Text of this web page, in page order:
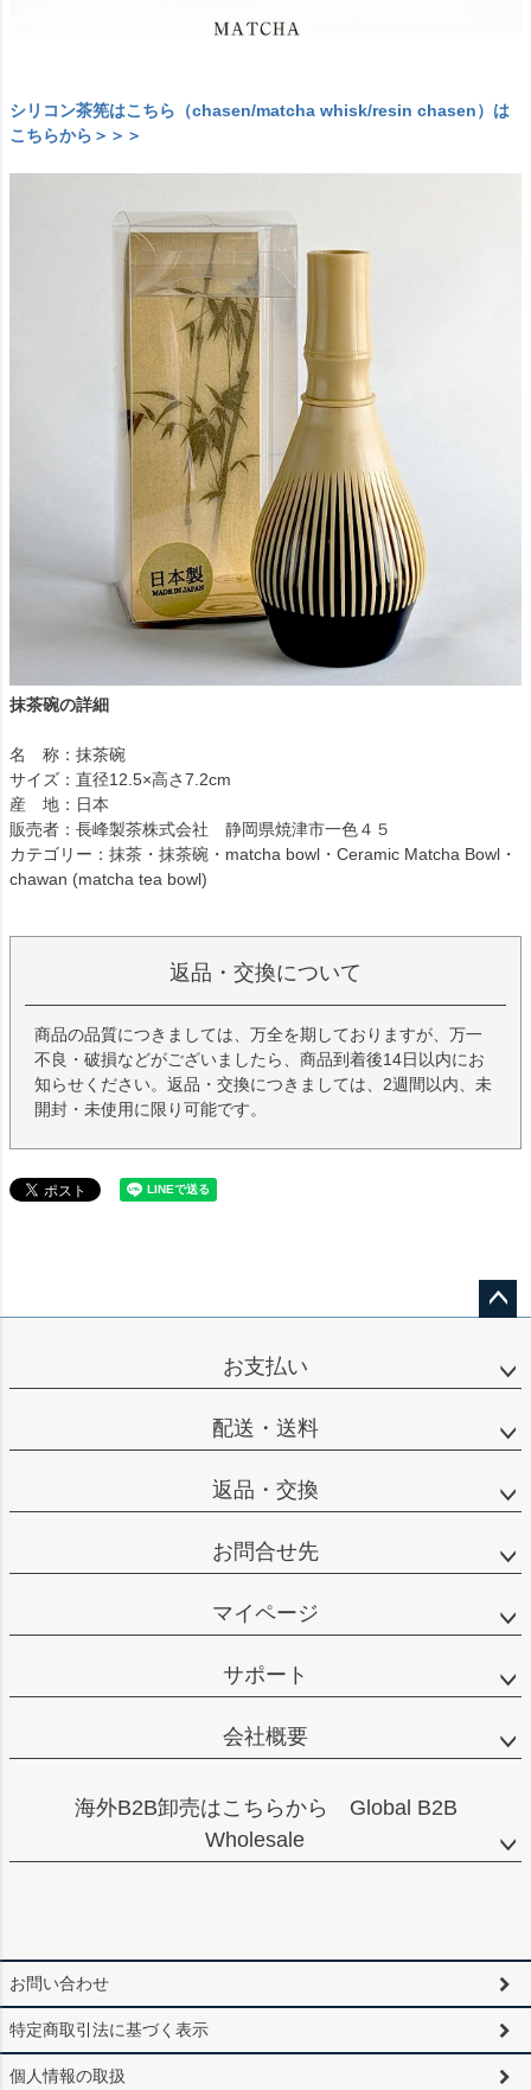
シリコン茶筅はこちら（chasen/matcha whisk/resin chasen）は
こちらから＞＞＞
抹茶碗の詳細
名 称：抹茶碗
サイズ：直径12.5×高さ7.2cm
産 地：日本
販売者：長峰製茶株式会社 静岡県焼津市一色４５
カテゴリー：抹茶・抹茶碗・matcha bowl・Ceramic Matcha Bowl・
chawan (matcha tea bowl)
返品・交換について
商品の品質につきましては、万全を期しておりますが、万一
不良・破損などがございましたら、商品到着後14日以内にお
知らせください。返品・交換につきましては、2週間以内、未
開封・未使用に限り可能です。
ップ
お支払い
配送・送料
返品・交換
お問合せ先
マイページ
サポート
会社概要
海外B2B卸売はこちらから Global B2B
Wholesale
お問い合わせ
特定商取引法に基づく表示
個人情報の取扱